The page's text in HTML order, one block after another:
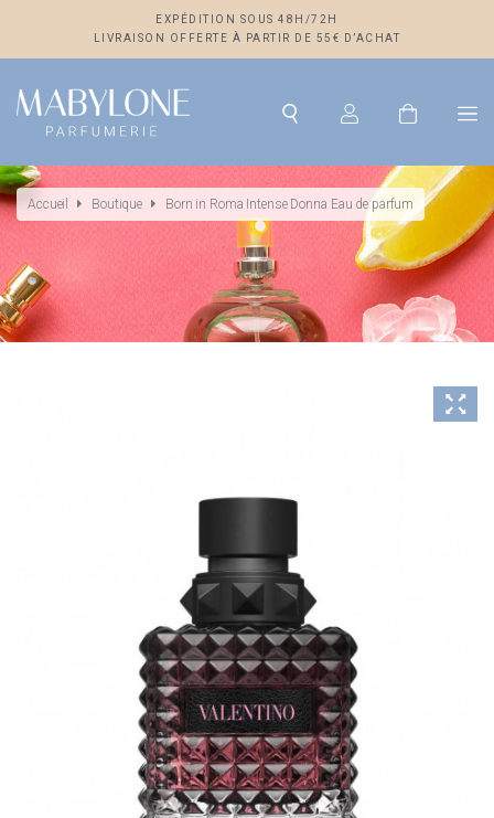
EXPÉDITION SOUS 48H/72H
LIVRAISON OFFERTE À PARTIR DE 55€ D’ACHAT
Accueil Boutique Born in Roma Intense Donna Eau de parfum